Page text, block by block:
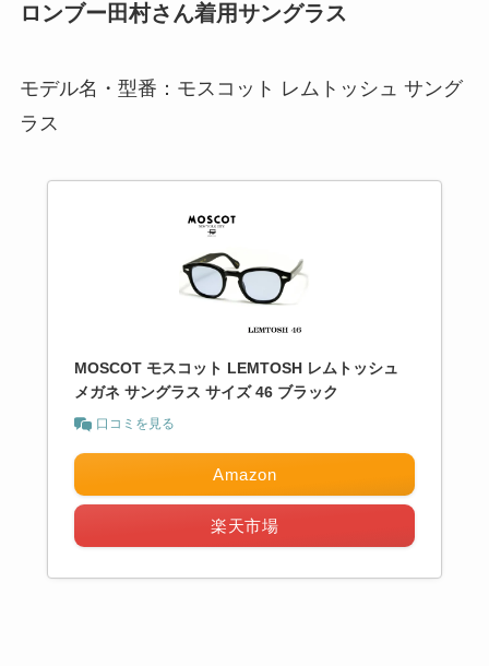
ロンブー田村さん着用サングラス
モデル名・型番：モスコット レムトッシュ サング
ラス
MOSCOT モスコット LEMTOSH レムトッシュ
メガネ サングラス サイズ 46 ブラック
口コミを見る
Amazon
楽天市場